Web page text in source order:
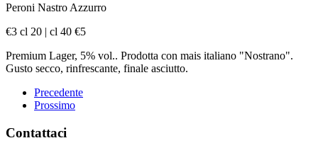
Peroni Nastro Azzurro
€3 cl 20 | cl 40 €5
Premium Lager, 5% vol.. Prodotta con mais italiano "Nostrano".
Gusto secco, rinfrescante, finale asciutto.
Precedente
Prossimo
Contattaci